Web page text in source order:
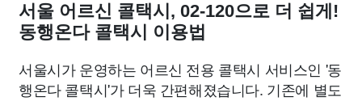
서울 어르신 콜택시, 02-120으로 더 쉽게!
동행온다 콜택시 이용법
서울시가 운영하는 어르신 전용 콜택시 서비스인 '동
행온다 콜택시'가 더욱 간편해졌습니다. 기존에 별도